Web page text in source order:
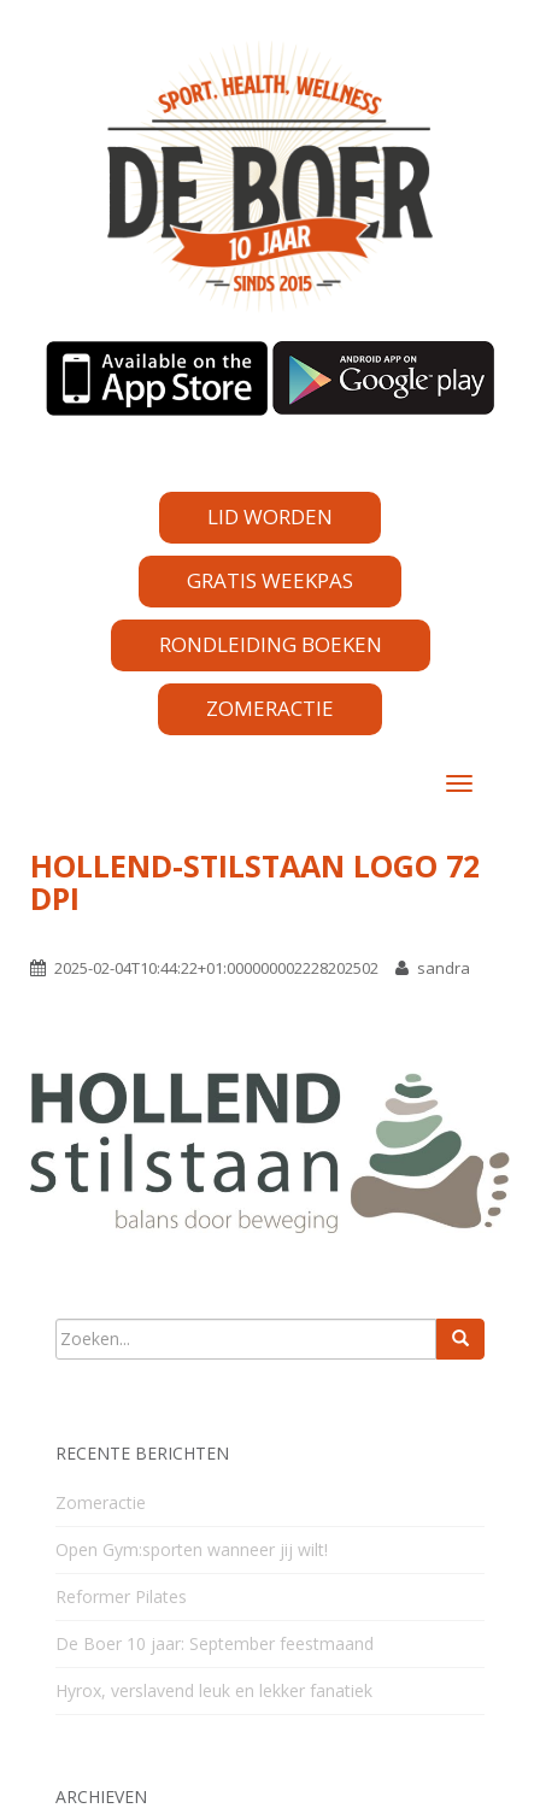
LID WORDEN
GRATIS WEEKPAS
RONDLEIDING BOEKEN
ZOMERACTIE
TOGGLE
HOLLEND-STILSTAAN LOGO 72
DPI
2025-02-04T10:44:22+01:000000002228202502 sandra
RECENTE BERICHTEN
Zomeractie
Open Gym:sporten wanneer jij wilt!
Reformer Pilates
De Boer 10 jaar: September feestmaand
Hyrox, verslavend leuk en lekker fanatiek
ARCHIEVEN